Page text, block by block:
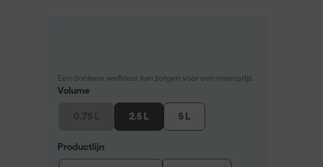
Een donkere verfkleur kan zorgen voor een meerprijs.
Volume
2.5 L 5 L
Productlijn